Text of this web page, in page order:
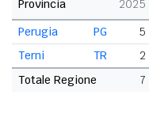
Provincia 2025
PG
Perugia 5
TR
Terni 2
Totale Regione
7